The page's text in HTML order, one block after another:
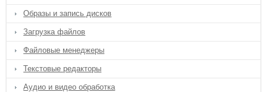
Образы и запись дисков
Загрузка файлов
Файловые менеджеры
Текстовые редакторы
Аудио и видео обработка